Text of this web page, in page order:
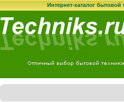
Интернет-каталог бытовой